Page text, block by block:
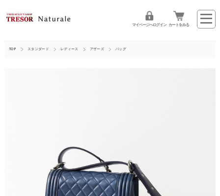
マイページへログイン カートをみる
TOP スタンダード レディース アザーズ バッグ